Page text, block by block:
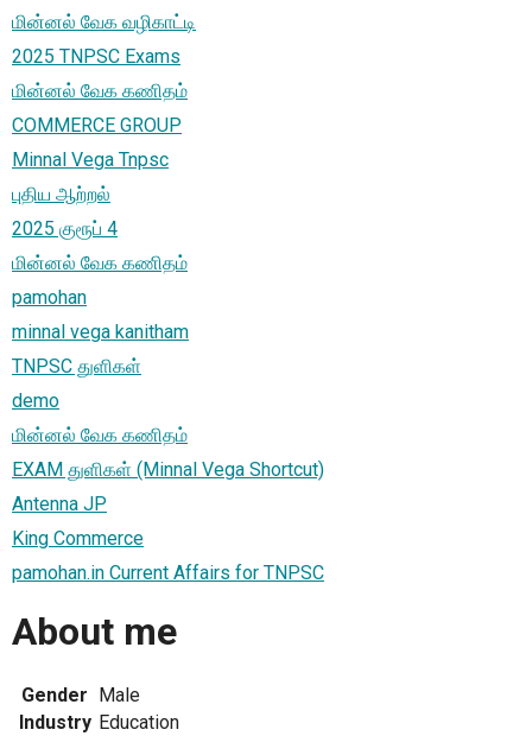
மின்னல் வேக வழிகாட்டி
2025 TNPSC Exams
மின்னல் வேக கணிதம்
COMMERCE GROUP
Minnal Vega Tnpsc
புதிய ஆற்றல்
2025 குரூப் 4
மின்னல் வேக கணிதம்
pamohan
minnal vega kanitham
TNPSC துளிகள்
demo
மின்னல் வேக கணிதம்
EXAM துளிகள் (Minnal Vega Shortcut)
Antenna JP
King Commerce
pamohan.in Current Affairs for TNPSC
About me
Gender Male
Industry Education